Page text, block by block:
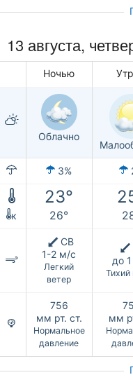
13 августа,
Ночью
Облачно
3%
23°
к 26°
СВ
1-2 м/с
Легкий
ветер
до
Тихий
756
мм рт. ст.
Нормальное
давление
мм